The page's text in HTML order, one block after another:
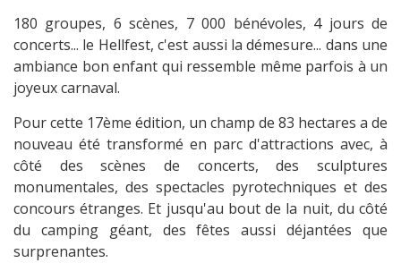
180 groupes, 6 scènes, 7 000 bénévoles, 4 jours de
concerts... le Hellfest, c'est aussi la démesure... dans une
ambiance bon enfant qui ressemble même parfois à un
joyeux carnaval.
Pour cette 17ème édition, un champ de 83 hectares a de
nouveau été transformé en parc d'attractions avec, à
côté des scènes de concerts, des sculptures
monumentales, des spectacles pyrotechniques et des
concours étranges. Et jusqu'au bout de la nuit, du côté
du camping géant, des fêtes aussi déjantées que
surprenantes.